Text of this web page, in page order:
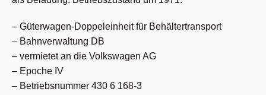
– Güterwagen-Doppeleinheit für Behältertransport
– Bahnverwaltung DB
– vermietet an die Volkswagen AG
– Epoche IV
– Betriebsnummer 430 6 168-3